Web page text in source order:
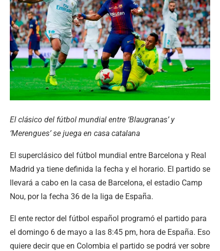
El clásico del fútbol mundial entre ‘Blaugranas’ y
‘Merengues’ se juega en casa catalana
El superclásico del fútbol mundial entre Barcelona y Real
Madrid ya tiene definida la fecha y el horario. El partido se
llevará a cabo en la casa de Barcelona, el estadio Camp
Nou, por la fecha 36 de la liga de España.
El ente rector del fútbol español programó el partido para
el domingo 6 de mayo a las 8:45 pm, hora de España. Eso
quiere decir que en Colombia el partido se podrá ver sobre